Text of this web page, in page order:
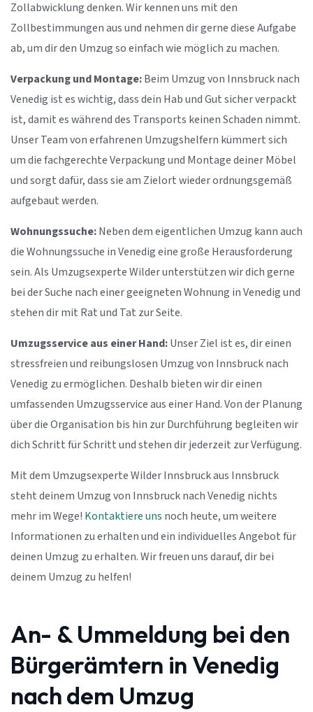
Zollabwicklung denken. Wir kennen uns mit den
Zollbestimmungen aus und nehmen dir gerne diese Aufgabe
ab, um dir den Umzug so einfach wie möglich zu machen.
Verpackung und Montage:Beim Umzug von Innsbruck nach
Venedig ist es wichtig, dass dein Hab und Gut sicher verpackt
ist, damit es während des Transports keinen Schaden nimmt.
Unser Team von erfahrenen Umzugshelfern kümmert sich
um die fachgerechte Verpackung und Montage deiner Möbel
und sorgt dafür, dass sie am Zielort wieder ordnungsgemäß
aufgebaut werden.
Wohnungssuche:Neben dem eigentlichen Umzug kann auch
die Wohnungssuche in Venedig eine große Herausforderung
sein. Als Umzugsexperte Wilder unterstützen wir dich gerne
bei der Suche nach einer geeigneten Wohnung in Venedig und
stehen dir mit Rat und Tat zur Seite.
Umzugsservice aus einer Hand:Unser Ziel ist es, dir einen
stressfreien und reibungslosen Umzug von Innsbruck nach
Venedig zu ermöglichen. Deshalb bieten wir dir einen
umfassenden Umzugsservice aus einer Hand. Von der Planung
über die Organisation bis hin zur Durchführung begleiten wir
dich Schritt für Schritt und stehen dir jederzeit zur Verfügung.
Mit dem Umzugsexperte Wilder Innsbruck aus Innsbruck
steht deinem Umzug von Innsbruck nach Venedig nichts
mehr im Wege! Kontaktiere uns noch heute, um weitere
Informationen zu erhalten und ein individuelles Angebot für
deinen Umzug zu erhalten. Wir freuen uns darauf, dir bei
deinem Umzug zu helfen!
An- & Ummeldung bei den
Bürgerämtern in Venedig
nach dem Umzug